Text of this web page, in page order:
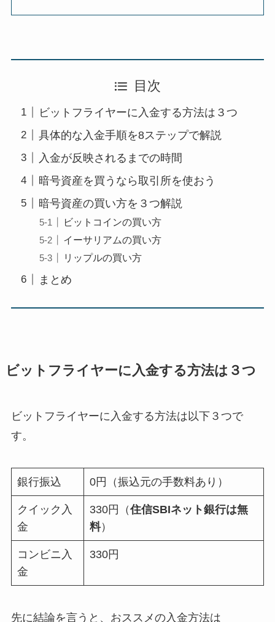
目次
ビットフライヤーに入金する方法は３つ
具体的な入金手順を8ステップで解説
入金が反映されるまでの時間
暗号資産を買うなら取引所を使おう
暗号資産の買い方を３つ解説
ビットコインの買い方
イーサリアムの買い方
リップルの買い方
まとめ
ビットフライヤーに入金する方法は３つ
ビットフライヤーに入金する方法は以下３つで
す。
銀行振込 0円（振込元の手数料あり）
クイック入
金
330円（住信SBIネット銀行は無
料）
コンビニ入
金
330円
先に結論を言うと、おススメの入金方法は